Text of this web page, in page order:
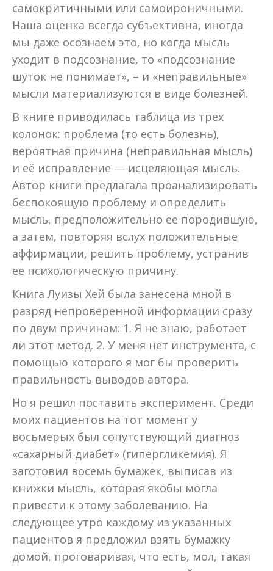
самокритичными или самоироничными.
Наша оценка всегда субъективна, иногда
мы даже осознаем это, но когда мысль
уходит в подсознание, то «подсознание
шуток не понимает», – и «неправильные»
мысли материализуются в виде болезней.
В книге приводилась таблица из трех
колонок: проблема (то есть болезнь),
вероятная причина (неправильная мысль)
и её исправление — исцеляющая мысль.
Автор книги предлагала проанализировать
беспокоящую проблему и определить
мысль, предположительно ее породившую,
а затем, повторяя вслух положительные
аффирмации, решить проблему, устранив
ее психологическую причину.
Книга Луизы Хей была занесена мной в
разряд непроверенной информации сразу
по двум причинам: 1. Я не знаю, работает
ли этот метод. 2. У меня нет инструмента, с
помощью которого я мог бы проверить
правильность выводов автора.
Но я решил поставить эксперимент. Среди
моих пациентов на тот момент у
восьмерых был сопутствующий диагноз
«сахарный диабет» (гипергликемия). Я
заготовил восемь бумажек, выписав из
книжки мысль, которая якобы могла
привести к этому заболеванию. На
следующее утро каждому из указанных
пациентов я предложил взять бумажку
домой, проговаривая, что есть, мол, такая